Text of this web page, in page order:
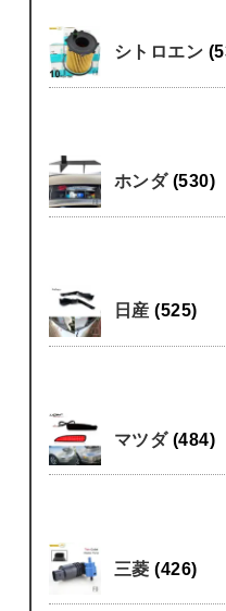
シトロエン
ホンダ (530)
日産(525)
マツダ (484)
三菱(426)